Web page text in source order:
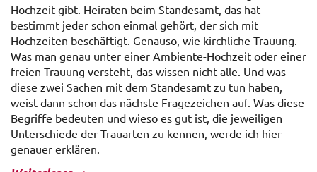
Hochzeit gibt. Heiraten beim Standesamt, das hat
bestimmt jeder schon einmal gehört, der sich mit
Hochzeiten beschäftigt. Genauso, wie kirchliche Trauung.
Was man genau unter einer Ambiente-Hochzeit oder einer
freien Trauung versteht, das wissen nicht alle. Und was
diese zwei Sachen mit dem Standesamt zu tun haben,
weist dann schon das nächste Fragezeichen auf. Was diese
Begriffe bedeuten und wieso es gut ist, die jeweiligen
Unterschiede der Trauarten zu kennen, werde ich hier
genauer erklären.